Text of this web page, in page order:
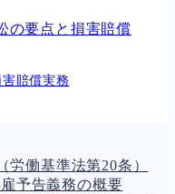
賠償実務
働基準法第20条）
予告義務の概要